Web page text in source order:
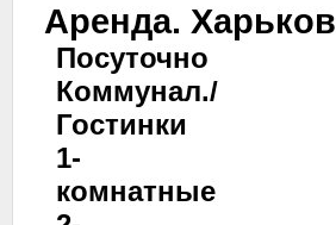
Аренда. Харьков
Посуточно
Коммунал./
Гостинки
1-
комнатные